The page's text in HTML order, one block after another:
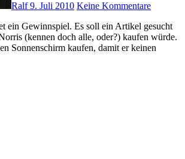
Ralf9. Juli 2010 Keine Kommentare
(kennen doch alle, oder?) kaufen würde.
Sonnenschirm kaufen, damit er keinen